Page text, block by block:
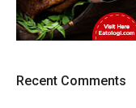
Recent Comments